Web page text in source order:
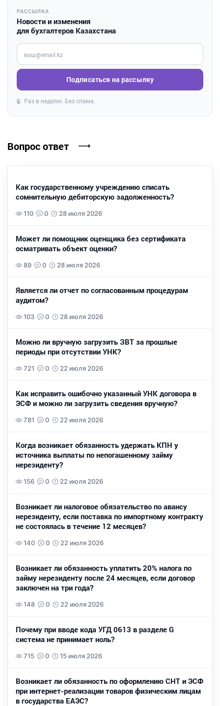
РАССЫЛКА
Новости и изменения
для бухгалтеров Казахстана
Введите ваш e-mail
Подписаться на рассылку
🔒 Раз в неделю. Без спама.
Вопрос ответ
Как государственному учреждению списать
сомнительную дебиторскую задолженность?
110 0 28 июля 2026
Может ли помощник оценщика без сертификата
осматривать объект оценки?
89 0 28 июля 2026
Является ли отчет по согласованным процедурам
аудитом?
103 0 28 июля 2026
Можно ли вручную загрузить ЗВТ за прошлые
периоды при отсутствии УНК?
721 0 22 июля 2026
Как исправить ошибочно указанный УНК договора в
ЭСФ и можно ли загрузить сведения вручную?
781 0 22 июля 2026
Когда возникает обязанность удержать КПН у
источника выплаты по непогашенному займу
нерезиденту?
156 0 22 июля 2026
Возникает ли налоговое обязательство по авансу
нерезиденту, если поставка по импортному контракту
не состоялась в течение 12 месяцев?
140 0 22 июля 2026
Возникает ли обязанность уплатить 20% налога по
займу нерезиденту после 24 месяцев, если договор
заключен на три года?
148 0 22 июля 2026
Почему при вводе кода УГД 0613 в разделе G
система не принимает ноль?
715 0 15 июля 2026
Возникает ли обязанность по оформлению СНТ и ЭСФ
при интернет-реализации товаров физическим лицам
в государства ЕАЭС?